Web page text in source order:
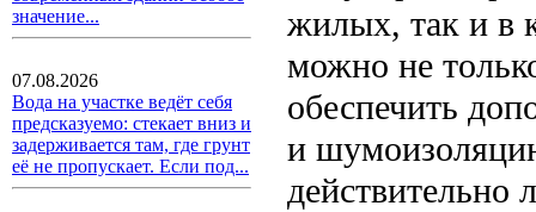
значение...
07.08.2026
Вода на участке ведёт себя
предсказуемо: стекает вниз и
задерживается там, где грунт
её не пропускает. Если под...
жилых, так и в
можно не
обеспечить
и
действительно